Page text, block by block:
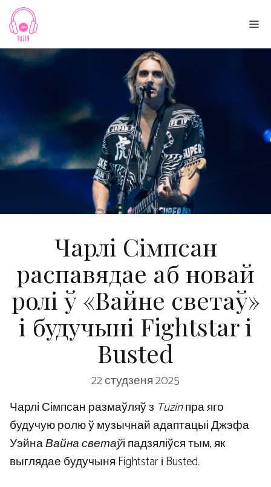
Skip
content
Чарлі Сімпсан
распавядае аб новай
ролі ў «Вайне светаў»
і будучыні Fightstar і
Busted
22 студзеня 2025
Чарлі Сімпсан размаўляў з Tuzinпра яго
будучую ролю ў музычнай адаптацыі Джэфа
УэйнаВайна светаўі падзяліўся тым, як
выглядае будучыня Fightstar і Busted.